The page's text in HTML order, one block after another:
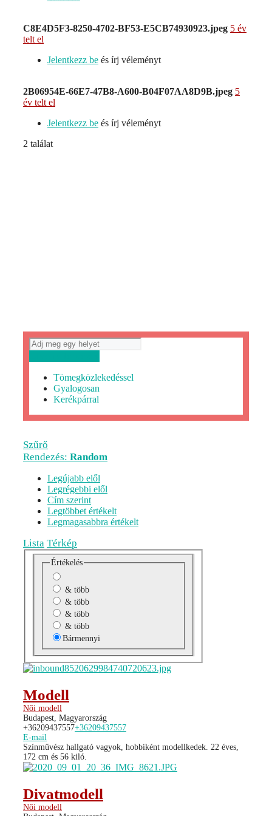
C8E4D5F3-8250-4702-BF53-E5CB74930923.jpeg 5 év
telt el
Jelentkezz be és írj véleményt
2B06954E-66E7-47B8-A600-B04F07AA8D9B.jpeg 5
év telt el
Jelentkezz be és írj véleményt
2 találat
Tömegközlekedéssel
Gyalogosan
Kerékpárral
Szűrő
Rendezés: Random
Legújabb elől
Legrégebbi elől
Cím szerint
Legtöbbet értékelt
Legmagasabbra értékelt
Lista Térkép
Értékelés
& több
& több
& több
& több
Bármennyi
Modell
Női modell
Budapest, Magyarország
+36209437557+36209437557
E-mail
Színművész hallgató vagyok, hobbiként modellkedek. 22 éves,
172 cm és 56 kiló.
Divatmodell
Női modell